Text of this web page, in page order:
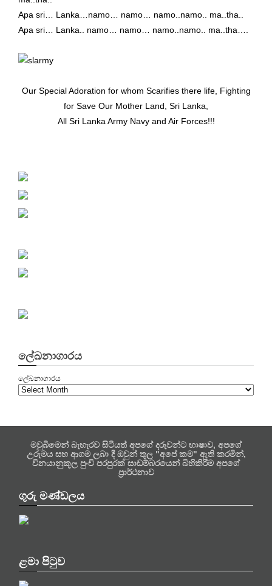
Apa sri… Lanka…namo… namo… namo..namo.. ma..tha..
Apa sri… Lanka.. namo… namo… namo..namo.. ma..tha….
Our Special Adoration for whom Scarifies there life, Fighting
for Save Our Mother Land, Sri Lanka,
All Sri Lanka Army Navy and Air Forces!!!
ලේඛනාගාරය
ලේඛනාගාරය
මවුබිමෙන් බැහැරව සිටියත් අපගේ දරුවන්ට භාෂාව, අපගේ
උරුමය සහ ආගම ලබා දී ඔවුන් තුල "අපේ කම" ඇති කරමින්,
විනයානුකූල පුංචි පරපුරක් සාඩම්බරයෙන් බිහිකිරීම අපගේ
ප්‍රාර්ථනාව
ගුරු මණ්ඩලය
ළමා පිටුව